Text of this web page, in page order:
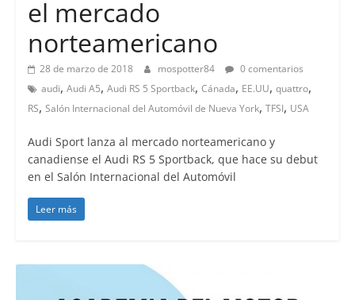
el mercado
norteamericano
28 de marzo de 2018 mospotter84
0 comentarios
audi, Audi A5, Audi RS 5 Sportback, Cánada, EE.UU, quattro,
RS, Salón Internacional del Automóvil de Nueva York, TFSI, USA
Audi Sport lanza al mercado norteamericano y
canadiense el Audi RS 5 Sportback, que hace su debut
en el Salón Internacional del Automóvil
Leer más